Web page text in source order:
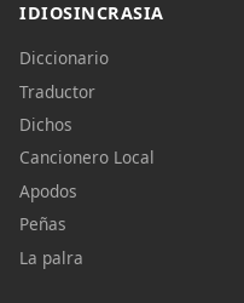
IDIOSINCRASIA
Diccionario
Traductor
Dichos
Cancionero Local
Apodos
Peñas
La palra